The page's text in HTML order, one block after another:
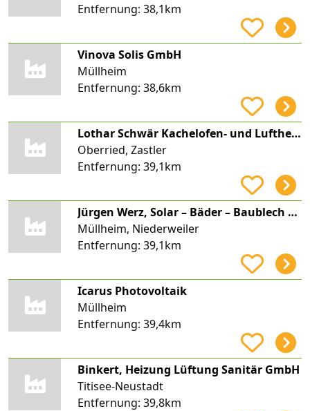
Entfernung: 38,1km
Vinova Solis GmbH
Müllheim
Entfernung: 38,6km
Lothar Schwär Kachelofen- und Luftheizungsbaumeister
Oberried, Zastler
Entfernung: 39,1km
Jürgen Werz, Solar – Bäder – Baublech – Heizung, Sanitär Werz
Müllheim, Niederweiler
Entfernung: 39,1km
Icarus Photovoltaik
Müllheim
Entfernung: 39,4km
Binkert, Heizung Lüftung Sanitär GmbH
Titisee-Neustadt
Entfernung: 39,8km